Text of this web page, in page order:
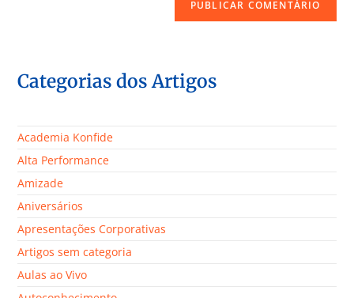
Categorias dos Artigos
Academia Konfide
Alta Performance
Amizade
Aniversários
Apresentações Corporativas
Artigos sem categoria
Aulas ao Vivo